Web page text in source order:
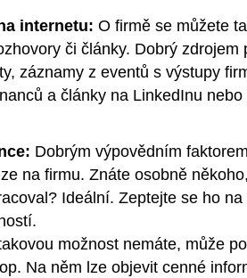
internetu: O firmě se můžete
či články. Dobrý zdrojem
záznamy z eventů s výstupy
a články na LinkedInu
Dobrým výpovědním
na firmu. Znáte osobně
Ideální. Zeptejte se ho
možnost nemáte, může
Na něm lze objevit cenné